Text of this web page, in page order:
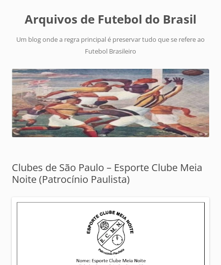
Arquivos de Futebol do Brasil
Um blog onde a regra principal é preservar tudo que se refere ao
Futebol Brasileiro
Clubes de São Paulo – Esporte Clube Meia
Noite (Patrocínio Paulista)